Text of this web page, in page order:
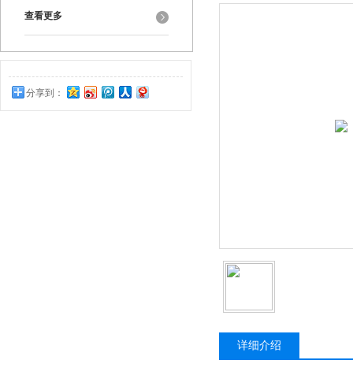
查看更多
分享到：
详细介绍